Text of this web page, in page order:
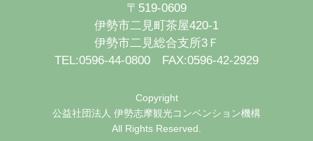
〒519-0609
伊勢市二見町茶屋420-1
伊勢市二見総合支所3Ｆ
TEL:0596-44-0800 FAX:0596-42-2929
Copyright
公益社団法人 伊勢志摩観光コンベンション機構
All Rights Reserved.